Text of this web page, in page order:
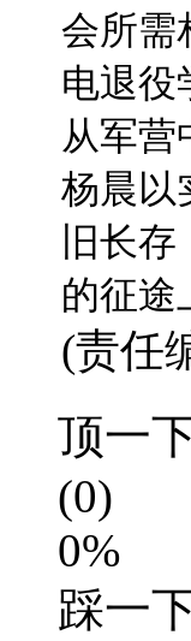
会所需
电退役
从军营
杨晨以
旧长
的征途
(责任
顶一
(0)
0%
踩一